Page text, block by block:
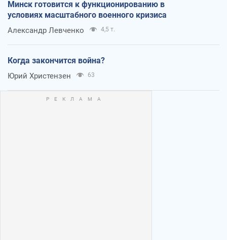
Минск готовится к функционированию в
условиях масштабного военного кризиса
Александр Левченко 4,5 т.
Когда закончится война?
Юрий Христензен 63